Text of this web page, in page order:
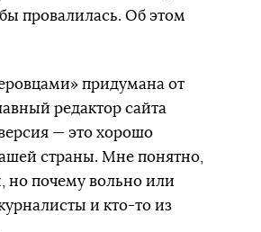
провалилась. Об этом
придумана от
редактор сайта
— это хорошо
страны. Мне понятно,
но почему вольно или
и кто-то из